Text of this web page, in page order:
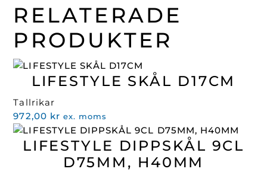
RELATERADE
PRODUKTER
LIFESTYLE SKÅL D17CM
Tallrikar
972,00 kr ex. moms
LIFESTYLE DIPPSKÅL 9CL
D75MM, H40MM